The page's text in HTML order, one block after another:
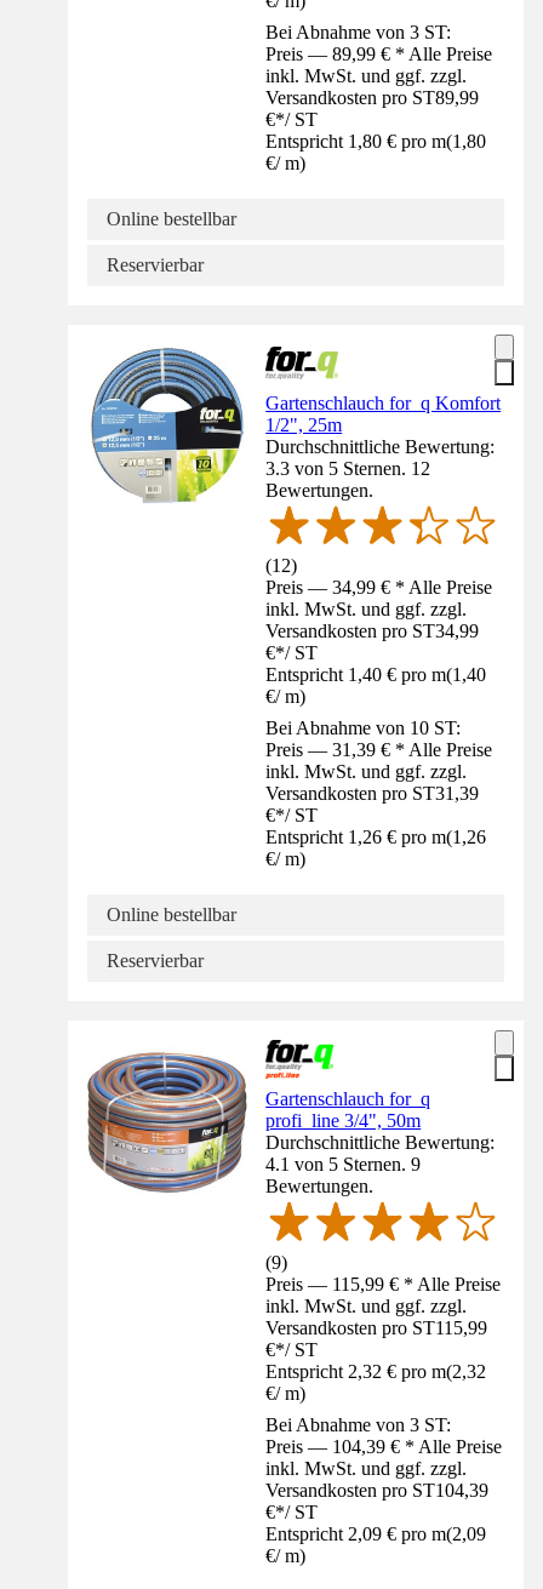
Bei Abnahme von 3 ST:
Preis — 89,99 € * Alle Preise
inkl. MwSt. und ggf. zzgl.
Versandkosten pro ST89,99
€*/ ST
Entspricht 1,80 € pro m(1,80
€/ m)
Online bestellbar
Reservierbar
Gartenschlauch for_q Komfort
1/2", 25m
Durchschnittliche Bewertung:
3.3 von 5 Sternen. 12
Bewertungen.
(12)
Preis — 34,99 € * Alle Preise
inkl. MwSt. und ggf. zzgl.
Versandkosten pro ST34,99
€*/ ST
Entspricht 1,40 € pro m(1,40
€/ m)
Bei Abnahme von 10 ST:
Preis — 31,39 € * Alle Preise
inkl. MwSt. und ggf. zzgl.
Versandkosten pro ST31,39
€*/ ST
Entspricht 1,26 € pro m(1,26
€/ m)
Online bestellbar
Reservierbar
Gartenschlauch for_q
profi_line 3/4", 50m
Durchschnittliche Bewertung:
4.1 von 5 Sternen. 9
Bewertungen.
(9)
Preis — 115,99 € * Alle Preise
inkl. MwSt. und ggf. zzgl.
Versandkosten pro ST115,99
€*/ ST
Entspricht 2,32 € pro m(2,32
€/ m)
Bei Abnahme von 3 ST:
Preis — 104,39 € * Alle Preise
inkl. MwSt. und ggf. zzgl.
Versandkosten pro ST104,39
€*/ ST
Entspricht 2,09 € pro m(2,09
€/ m)